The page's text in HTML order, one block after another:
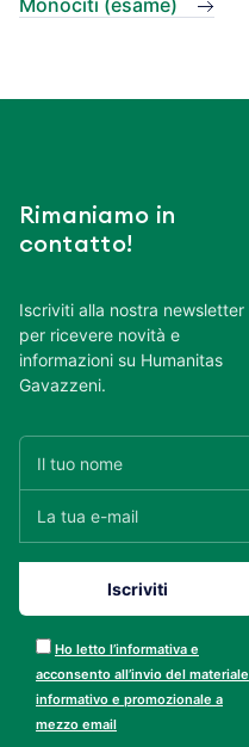
Monociti (esame)
Rimaniamo in
contatto!
Iscriviti alla nostra newsletter
per ricevere novità e
informazioni su Humanitas
Gavazzeni.
Ho letto l’informativa e
acconsento all’invio del materiale
informativo e promozionale a
mezzo email